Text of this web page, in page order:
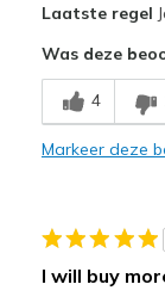
Beste
Casual Wear
View On Shoes
Laatste regel
Was deze
4
Markeer deze
I will buy